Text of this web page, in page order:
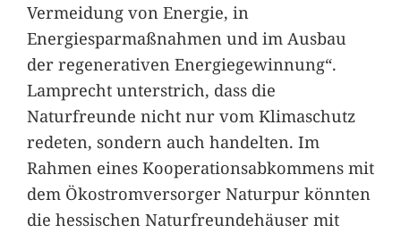
Vermeidung von Energie, in
Energiesparmaßnahmen und im Ausbau
der regenerativen Energiegewinnung“.
Lamprecht unterstrich, dass die
Naturfreunde nicht nur vom Klimaschutz
redeten, sondern auch handelten. Im
Rahmen eines Kooperationsabkommens mit
dem Ökostromversorger Naturpur könnten
die hessischen Naturfreundehäuser mit